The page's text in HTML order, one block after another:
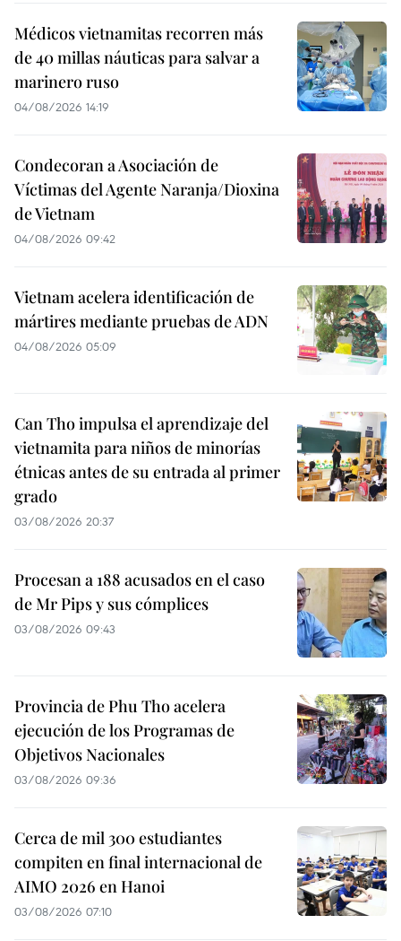
Médicos vietnamitas recorren más
de 40 millas náuticas para salvar a
marinero ruso
04/08/2026 14:19
Condecoran a Asociación de
Víctimas del Agente Naranja/Dioxina
de Vietnam
04/08/2026 09:42
Vietnam acelera identificación de
mártires mediante pruebas de ADN
04/08/2026 05:09
Can Tho impulsa el aprendizaje del
vietnamita para niños de minorías
étnicas antes de su entrada al primer
grado
03/08/2026 20:37
Procesan a 188 acusados en el caso
de Mr Pips y sus cómplices
03/08/2026 09:43
Provincia de Phu Tho acelera
ejecución de los Programas de
Objetivos Nacionales
03/08/2026 09:36
Cerca de mil 300 estudiantes
compiten en final internacional de
AIMO 2026 en Hanoi
03/08/2026 07:10